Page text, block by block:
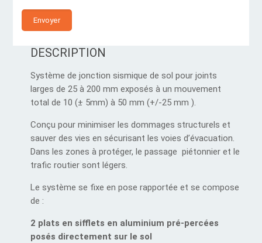
DESCRIPTION
Système de jonction sismique de sol pour joints
larges de 25 à 200 mm exposés à un mouvement
total de 10 (± 5mm) à 50 mm (+/-25 mm ).
Conçu pour minimiser les dommages structurels et
sauver des vies en sécurisant les voies d’évacuation.
Dans les zones à protéger, le passage piétonnier et le
trafic routier sont légers.
Le système se fixe en pose rapportée et se compose
de :
2 plats en sifflets en aluminium pré-percées
posés directement sur le sol